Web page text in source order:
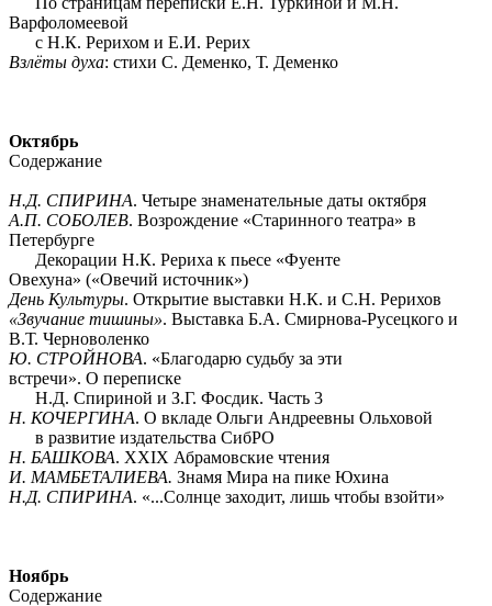
Варфоломеевой
с Н.К. Рерихом и Е.И. Рерих
Взлёты духа: стихи С. Деменко, Т. Деменко
Октябрь
Содержание
Н.Д. СПИРИНА. Четыре знаменательные даты октября
А.П. СОБОЛЕВ. Возрождение «Старинного театра» в
Петербурге
Декорации Н.К. Рериха к пьесе «Фуенте
Овехуна» («Овечий источник»)
День Культуры. Открытие выставки Н.К. и С.Н. Рерихов
«Звучание тишины». Выставка Б.А. Смирнова-Русецкого и
В.Т. Черноволенко
Ю. СТРОЙНОВА. «Благодарю судьбу за эти
встречи». О переписке
Н.Д. Спириной и З.Г. Фосдик. Часть 3
Н. КОЧЕРГИНА. О вкладе Ольги Андреевны Ольховой
в развитие издательства СибРО
Н. БАШКОВА. XXIX Абрамовские чтения
И. МАМБЕТАЛИЕВА. Знамя Мира на пике Юхина
Н.Д. СПИРИНА. «...Солнце заходит, лишь чтобы взойти»
Ноябрь
Содержание